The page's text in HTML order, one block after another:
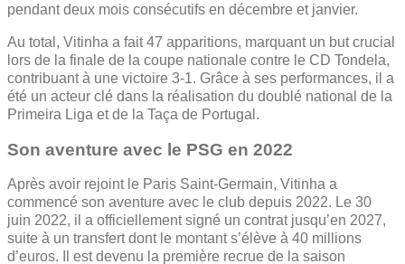
pendant deux mois consécutifs en décembre et janvier.
Au total, Vitinha a fait 47 apparitions, marquant un but crucial
lors de la finale de la coupe nationale contre le CD Tondela,
contribuant à une victoire 3-1. Grâce à ses performances, il a
été un acteur clé dans la réalisation du doublé national de la
Primeira Liga et de la Taça de Portugal.
Son aventure avec le PSG en 2022
Après avoir rejoint le Paris Saint-Germain, Vitinha a
commencé son aventure avec le club depuis 2022. Le 30
juin 2022, il a officiellement signé un contrat jusqu’en 2027,
suite à un transfert dont le montant s’élève à 40 millions
d’euros. Il est devenu la première recrue de la saison